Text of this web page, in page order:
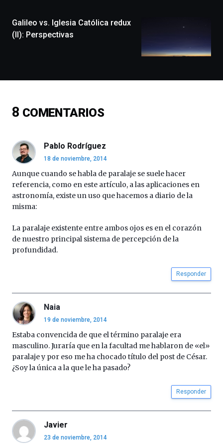
monólogos,
exposiciones,
conferencias,
de
16
4
de
octubre.
organizada
por
Cátedra…
Galileo vs. Iglesia Católica redux
(II): Perspectivas
8 COMENTARIOS
Pablo Rodríguez
18 de noviembre, 2014
Aunque cuando se habla de paralaje se suele hacer
referencia, como en este artículo, a las aplicaciones en
astronomía, existe un uso que hacemos a diario de la
misma:
La paralaje existente entre ambos ojos es en el corazón
de nuestro principal sistema de percepción de la
profundidad.
Responder
Naia
19 de noviembre, 2014
Estaba convencida de que el término paralaje era
masculino. Juraría que en la facultad me hablaron de «el»
paralaje y por eso me ha chocado título del post de César.
¿Soy la única a la que le ha pasado?
Responder
Javier
23 de noviembre, 2014